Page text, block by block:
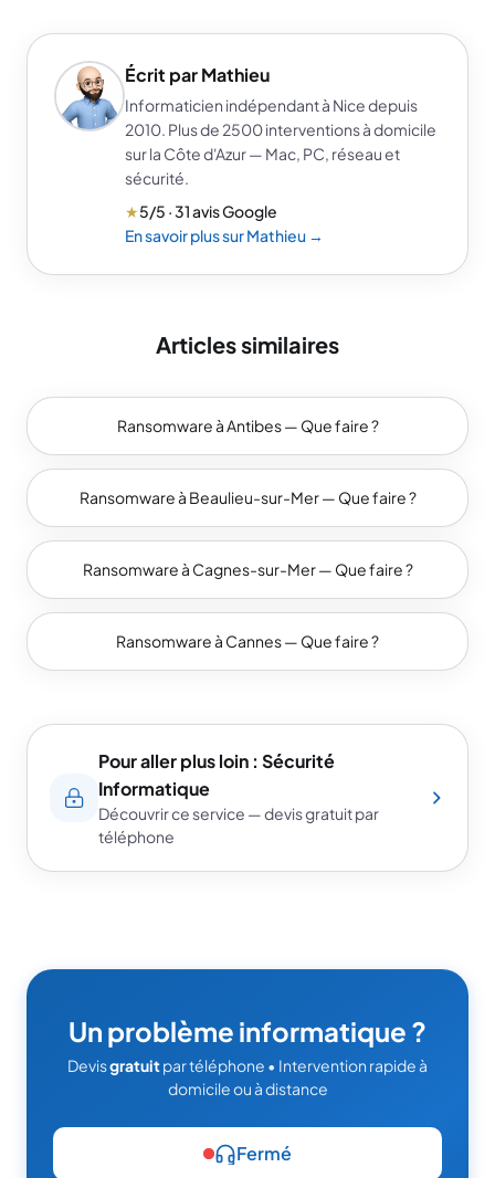
Écrit par Mathieu
Informaticien indépendant à Nice depuis
2010. Plus de 2500 interventions à domicile
sur la Côte d'Azur — Mac, PC, réseau et
sécurité.
★5/5 · 31 avis Google
En savoir plus sur Mathieu →
Articles similaires
Ransomware à Antibes — Que faire ?
Ransomware à Beaulieu-sur-Mer — Que faire ?
Ransomware à Cagnes-sur-Mer — Que faire ?
Ransomware à Cannes — Que faire ?
Pour aller plus loin : Sécurité
Informatique
Découvrir ce service — devis gratuit par
téléphone
Un problème informatique ?
Devisgratuitpar téléphone • Intervention rapide à
domicile ou à distance
Fermé